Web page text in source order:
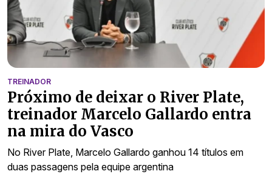
TREINADOR
Próximo de deixar o River Plate,
treinador Marcelo Gallardo entra
na mira do Vasco
No River Plate, Marcelo Gallardo ganhou 14 títulos em
duas passagens pela equipe argentina